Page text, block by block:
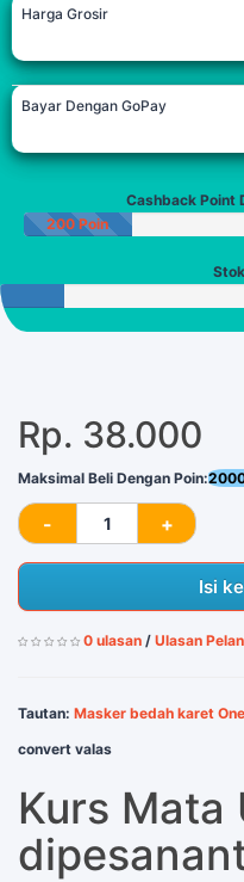
Harga Grosir
Bayar Dengan GoPay
Cashback Point
200 Poin
Rp. 38.000
Maksimal Beli Dengan Poin:
Isi
0 ulasan / Ulasan
Tautan: Masker bedah karet
convert valas
Kurs Mata